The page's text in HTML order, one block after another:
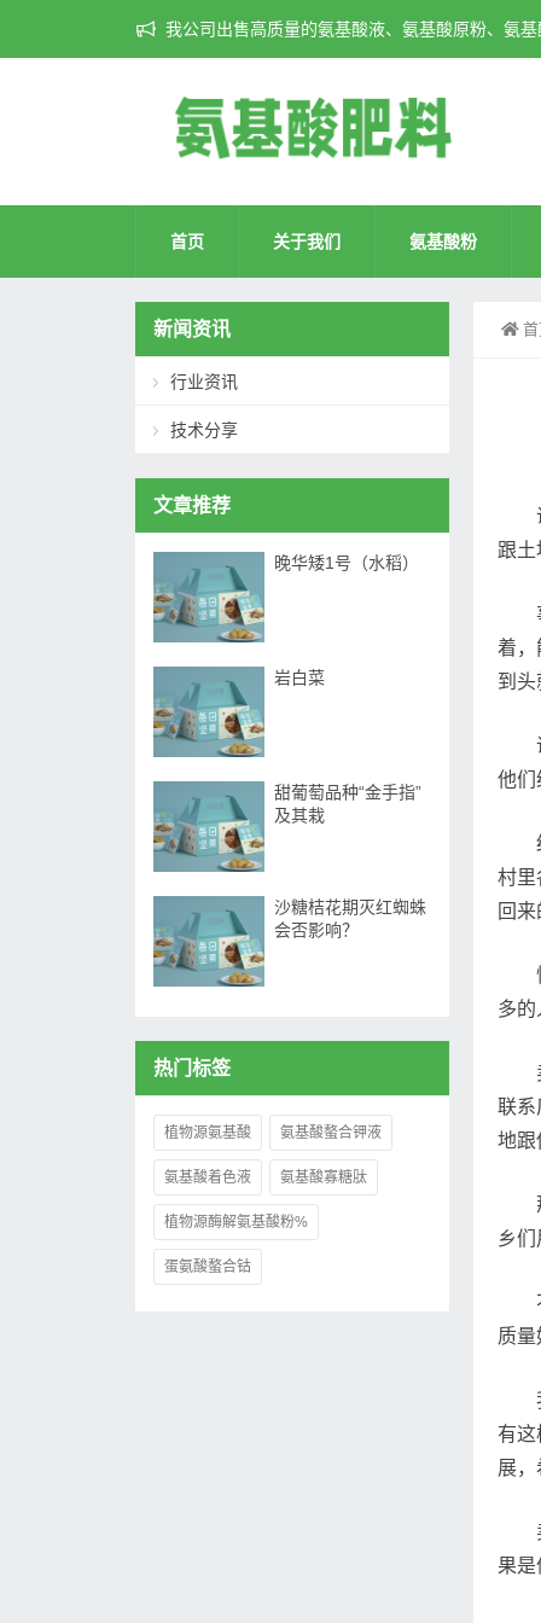
我公司出售高质量的氨基酸液、氨基酸原粉、氨
首页 关于我们 氨基酸粉
跟
着，
到头
他们
村里
回
多
联系
地跟
乡
质
有
展
果是
新闻资讯
行业资讯
技术分享
文章推荐
晚华矮1号（水稻）
岩白菜
甜葡萄品种“金手指”
及其栽
沙糖桔花期灭红蜘蛛
会否影响？
热门标签
植物源氨基酸 氨基酸螯合钾液
氨基酸着色液 氨基酸寡糖肽
植物源酶解氨基酸粉%
蛋氨酸螯合钴